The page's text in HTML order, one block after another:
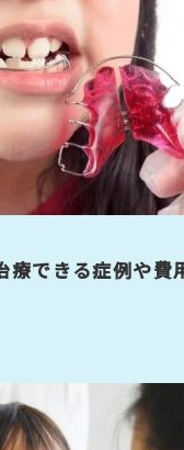
療できる症例や費